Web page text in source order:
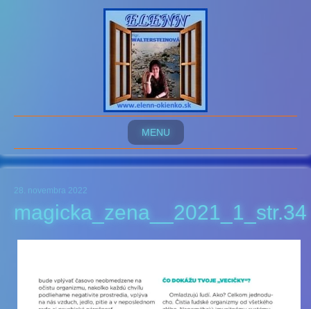
MENU
28. novembra 2022
magicka_zena__2021_1_str.34